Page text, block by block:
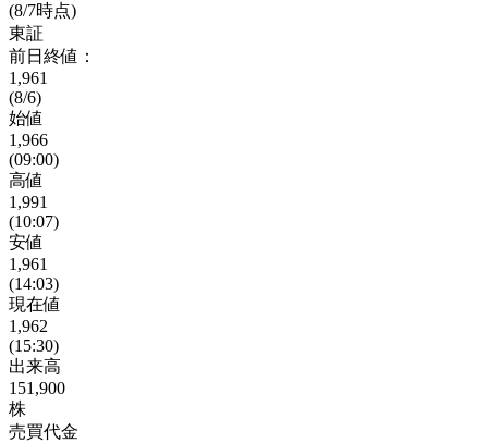
(8/7時点)
東証
前日終値：
1,961
(8/6)
始値
1,966
(09:00)
高値
1,991
(10:07)
安値
1,961
(14:03)
現在値
1,962
(15:30)
出来高
151,900
株
売買代金